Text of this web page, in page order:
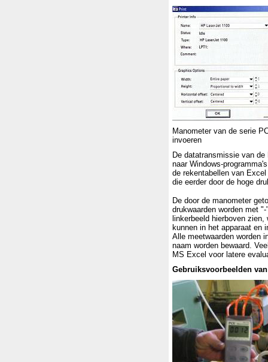
Manometer van de serie
invoeren
De datatransmissie van
naar Windows-
de rekentabellen van
die eerder door de hoge
De door de manometer
drukwaarden worden met
linkerbeeld hierboven
kunnen in het apparaat en
Alle meetwaarden worden
naam worden bewaard.
MS Excel voor latere
Gebruiksvoorbeelden